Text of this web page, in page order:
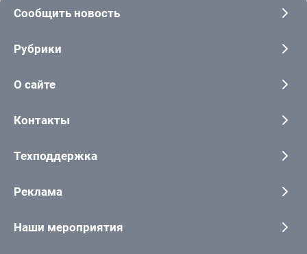
Сообщить новость
Рубрики
О сайте
Контакты
Техподдержка
Реклама
Наши мероприятия